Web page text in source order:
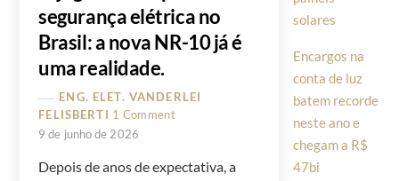
segurança elétrica no
Brasil: a nova NR-10 já é
uma realidade.
ENG. ELET. VANDERLEI
FELISBERTI 1 Comment
9 de junho de 2026
Depois de anos de expectativa, a
solares
Encargos na
conta de luz
batem recorde
neste ano e
chegam a R$
47bi